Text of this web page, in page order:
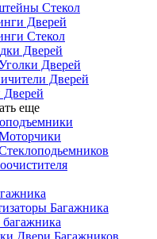
Стекол
Дверей
Стекол
Дверей
Дверей
Дверей
Дверей
еще
Багажника
Двери Багажников